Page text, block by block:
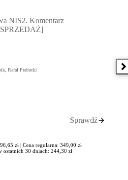
Komentarz [PRZEDSPRZEDAŻ],
NIS2. Komentarz
Rafał Prabucki
Sprawdź
zł | Cena regularna: 349,00 zł
ostatnich 30 dniach: 244,30 zł